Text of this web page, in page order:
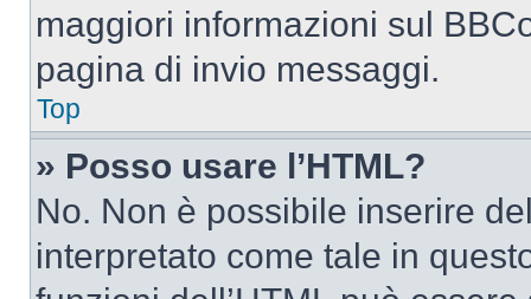
maggiori informazioni sul
pagina di invio messaggi.
Top
» Posso usare l’HTML?
No. Non è possibile inserire
interpretato come tale in